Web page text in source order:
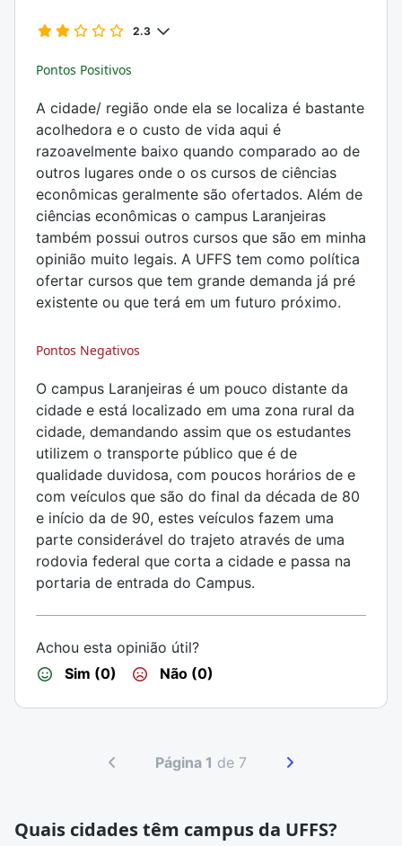
2.3
Pontos Positivos
A cidade/ região onde ela se localiza é bastante
acolhedora e o custo de vida aqui é
razoavelmente baixo quando comparado ao de
outros lugares onde o os cursos de ciências
econômicas geralmente são ofertados. Além de
ciências econômicas o campus Laranjeiras
também possui outros cursos que são em minha
opinião muito legais. A UFFS tem como política
ofertar cursos que tem grande demanda já pré
existente ou que terá em um futuro próximo.
Pontos Negativos
O campus Laranjeiras é um pouco distante da
cidade e está localizado em uma zona rural da
cidade, demandando assim que os estudantes
utilizem o transporte público que é de
qualidade duvidosa, com poucos horários de e
com veículos que são do final da década de 80
e início da de 90, estes veículos fazem uma
parte considerável do trajeto através de uma
rodovia federal que corta a cidade e passa na
portaria de entrada do Campus.
Achou esta opinião útil?
Sim (0)
Não (0)
Página 1 de 7
Quais cidades têm campus da UFFS?